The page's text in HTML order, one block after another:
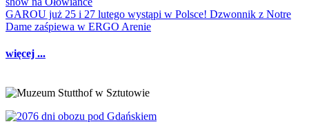
GAROU już 25 i 27 lutego wystąpi w Polsce! Dzwonnik z Notre
Dame zaśpiewa w ERGO Arenie
więcej ...